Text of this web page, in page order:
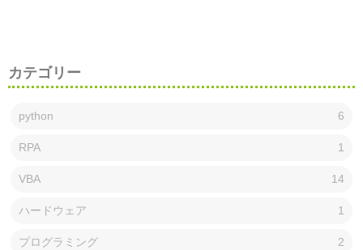
カテゴリー
python 6
RPA 1
VBA 14
ハードウェア 1
プログラミング 2